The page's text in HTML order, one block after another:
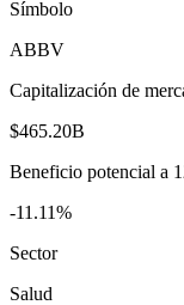
Símbolo
ABBV
Capitalización de
$465.20B
Beneficio potencial a
-11.11%
Sector
Salud